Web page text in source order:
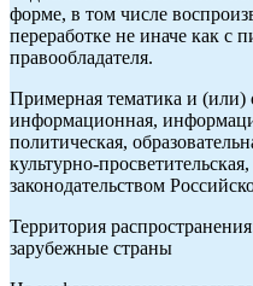
форме, в том числе
переработке не иначе как с
правообладателя.
Примерная тематика и (или)
информационная,
политическая,
культурно-
законодательством
Территория
зарубежные страны